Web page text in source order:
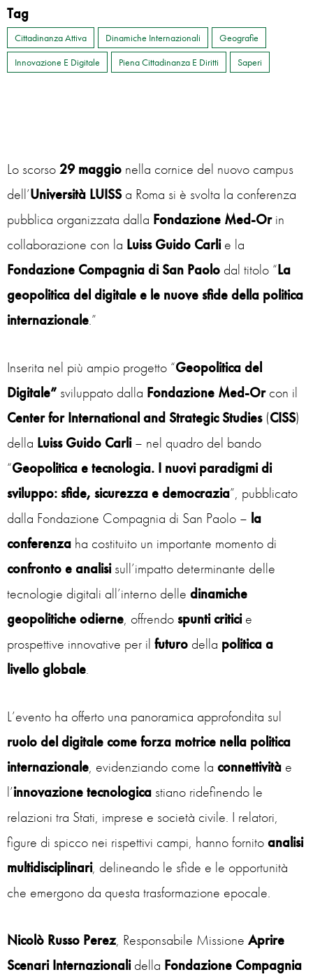
Tag
Cittadinanza Attiva Dinamiche Internazionali
Geografie
Innovazione E Digitale
Piena Cittadinanza E Diritti Saperi
Lo scorso29 maggio nella cornice del nuovo campus
dell’Università LUISSa Roma si è svolta la conferenza
pubblica organizzata dalla Fondazione Med-Orin
collaborazione con la Luiss Guido Carlie la
Fondazione Compagnia di San Paolo dal titolo “La
geopolitica del digitale e le nuove sfide della politica
internazionale.”
Inserita nel più ampio progetto “Geopolitica del
Digitale” sviluppato dalla Fondazione Med-Orcon il
Center for International and Strategic Studies(CISS)
della Luiss Guido Carli– nel quadro del bando
“Geopolitica e tecnologia. I nuovi paradigmi di
sviluppo: sfide, sicurezza e democrazia”, pubblicato
dalla Fondazione Compagnia di San Paolo – la
conferenza ha costituito un importante momento di
confrontoe analisisull’impatto determinante delle
tecnologie digitali all’interno delle dinamiche
geopolitiche odierne, offrendospunticriticie
prospettive innovative per il futuro della politica a
livello globale.
L’evento ha offerto una panoramica approfondita sul
ruolo del digitale come forza motrice nella politica
internazionale, evidenziando come la connettività e
l’innovazione tecnologica stiano ridefinendo le
relazioni tra Stati, imprese e società civile. I relatori,
figure di spicco nei rispettivi campi, hanno fornitoanalisi
multidisciplinari, delineando le sfide e le opportunità
che emergono da questa trasformazione epocale.
Nicolò Russo Perez, Responsabile Missione Aprire
Scenari Internazionalidella Fondazione Compagnia